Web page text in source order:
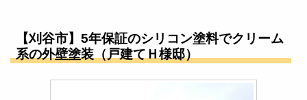
【刈谷市】5年保証のシリコン塗料でクリーム
系の外壁塗装（戸建てＨ様邸）